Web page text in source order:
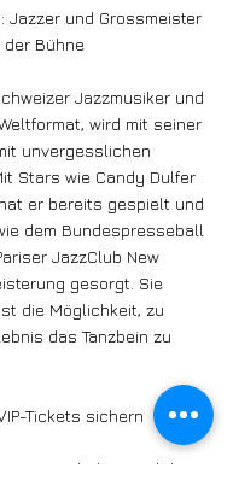
Jazzer und Grossmeister
der Bühne
Jazzmusiker und
wird mit seiner
unvergesslichen
Stars wie Candy Dulfer
er bereits gespielt und
dem Bundespresseball
JazzClub New
gesorgt. Sie
die Möglichkeit, zu
das Tanzbein zu
Tickets sichern
Tanzgeschehen und diese